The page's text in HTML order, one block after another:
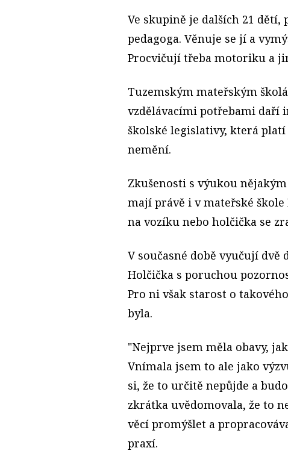
Ve skupině je dalších 21
pedagoga. Věnuje se jí a
Procvičují třeba motoriku a
Tuzemským mateřským
vzdělávacími potřebami daří
školské legislativy, která
nemění.
Zkušenosti s výukou
mají právě i v mateřské
na vozíku nebo holčička se
V současné době vyučují
Holčička s poruchou
Pro ni však starost o
byla.
"Nejprve jsem měla obavy,
Vnímala jsem to ale jako
si, že to určitě nepůjde a
zkrátka uvědomovala, že to
věcí promýšlet a
praxí.